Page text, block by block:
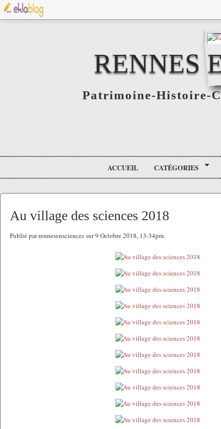
RENNES
Patrimoine-Histoire-
ACCUEIL CATÉGORIES
Au village des sciences 2018
Publié par rennesensciences sur 9 Octobre 2018, 13:34pm